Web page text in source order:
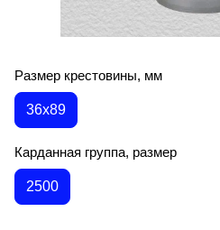
Размер крестовины, мм
36х89
Карданная группа, размер
2500